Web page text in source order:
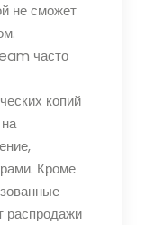
не сможет
часто
копий
Кроме
распродажи